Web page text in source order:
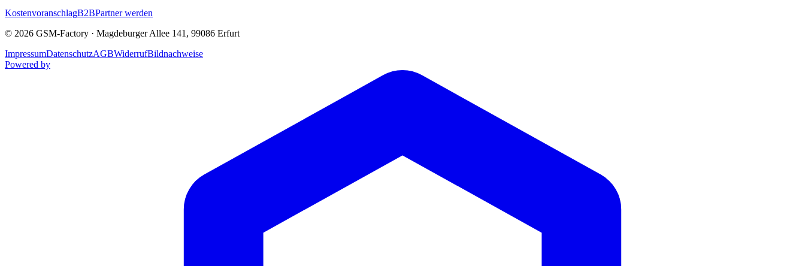
KostenvoranschlagB2BPartner werden
© 2026 GSM-Factory · Magdeburger Allee 141 , 99086 Erfurt
ImpressumDatenschutzAGBWiderrufBildnachweise
Powered by